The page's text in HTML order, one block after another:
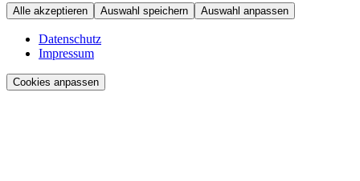
Alle akzeptieren Auswahl speichern Auswahl anpassen
Datenschutz
Impressum
Cookies anpassen